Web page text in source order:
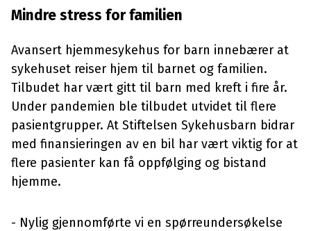
Mindre stress for familien
Avansert hjemmesykehus for barn innebærer at
sykehuset reiser hjem til barnet og familien.
Tilbudet har vært gitt til barn med kreft i fire år.
Under pandemien ble tilbudet utvidet til flere
pasientgrupper. At Stiftelsen Sykehusbarn bidrar
med finansieringen av en bil har vært viktig for at
flere pasienter kan få oppfølging og bistand
hjemme.
- Nylig gjennomførte vi en spørreundersøkelse